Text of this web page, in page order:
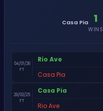
Casa Pia 1
WINS
04/01/26
FT
Rio Ave
Casa Pia
29/03/25
FT
Casa Pia
Rio Ave